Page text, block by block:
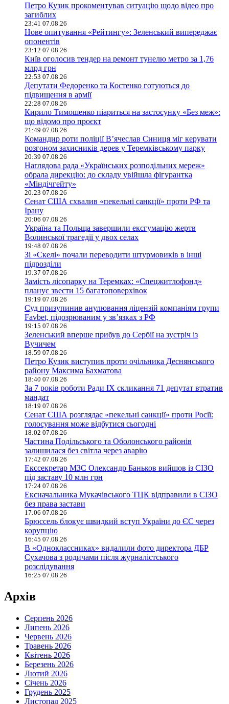
Петро Кузик прокоментував ситуацію щодо відео про
загиблих
23:41 07.08.26
Нове опитування «Рейтингу»: Зеленський випереджає
опонентів
23:12 07.08.26
Київ оголосив тендер на ремонт тунелю метро за 1,76
млрд грн
22:53 07.08.26
Депутати Федоренко та Костенко готуються до
підвищення в армії
22:28 07.08.26
Кирило Тимошенко піариться на застосунку «Без меж»:
що відомо про проєкт
21:49 07.08.26
Командир роти поліції В’ячеслав Синиця міг керувати
розгоном захисників дерев у Теремківському парку
20:39 07.08.26
Наглядова рада «Українських розподільних мереж»
обрала дирекцію: до складу увійшла фігурантка
«Міндічгейту»
20:23 07.08.26
Сенат США схвалив «пекельні санкції» проти РФ та
Ірану
20:06 07.08.26
Україна та Польща завершили ексгумацію жертв
Волинської трагедії у двох селах
19:48 07.08.26
Зі «Скелі» почали переводити штурмовиків в інші
підрозділи
19:37 07.08.26
Замість лісопарку на Теремках: «Спецжитлофонд»
планує звести 15 багатоповерхівок
19:19 07.08.26
Суд призупинив анулювання ліцензій компаніям групи
Favbet, підозрюваним у зв’язках з РФ
19:15 07.08.26
Зеленський вперше прибув до Сербії на зустріч із
Вучичем
18:59 07.08.26
Петро Кузик виступив проти очільника Деснянського
району Максима Бахматова
18:40 07.08.26
За 7 років роботи Ради IX скликання 71 депутат втратив
мандат
18:19 07.08.26
Сенат США розглядає «пекельні санкції» проти Росії:
голосування може відбутися сьогодні
18:02 07.08.26
Частина Подільського та Оболонського районів
залишилася без світла через аварію
17:42 07.08.26
Екссекретар МЗС Олександр Баньков вийшов із СІЗО
під заставу 10 млн грн
17:24 07.08.26
Ексначальника Мукачівського ТЦК відправили в СІЗО
без права застави
17:06 07.08.26
Брюссель блокує швидкий вступ України до ЄС через
корупцію
16:45 07.08.26
В «Одноклассниках» видалили фото директора ДБР
Сухачова з родичами після журналістського
розслідування
16:25 07.08.26
Архів
Серпень 2026
Липень 2026
Червень 2026
Травень 2026
Квітень 2026
Березень 2026
Лютий 2026
Січень 2026
Грудень 2025
Листопад 2025